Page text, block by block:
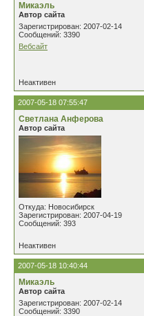
Микаэль
Автор сайта
Зарегистрирован: 2007-02-14
Сообщений: 3390
Вебсайт
Неактивен
2007-05-18 07:55:47
Светлана Анферова
Автор сайта
Откуда: Новосибирск
Зарегистрирован: 2007-04-19
Сообщений: 393
Неактивен
2007-05-18 10:40:44
Микаэль
Автор сайта
Зарегистрирован: 2007-02-14
Сообщений: 3390